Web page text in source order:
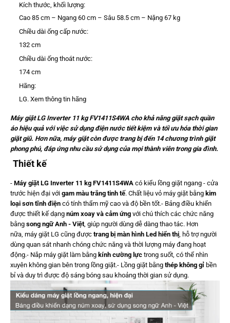
Kích thước, khối lượng:
Cao 85 cm – Ngang 60 cm – Sâu 58.5 cm – Nặng 67 kg
Chiều dài ống cấp nước:
132 cm
Chiều dài ống thoát nước:
174 cm
Hãng:
LG. Xem thông tin hãng
Máy giặt LG Inverter 11 kg FV1411S4WA cho khả năng giặt sạch quần
áo hiệu quả với việc sử dụng điện nước tiết kiệm và tối ưu hóa thời gian
giặt giũ. Hơn nữa, máy giặt còn được trang bị đến 14 chương trình giặt
phong phú, đáp ứng nhu cầu sử dụng của mọi thành viên trong gia đình.
Thiết kế
- Máy giặt LG Inverter 11 kg FV1411S4WA có kiểu lồng giặt ngang - cửa
trước hiện đại với gam màu trắng tinh tế. Chất liệu vỏ máy giặt bằng kim
loại sơn tĩnh điện có tính thẩm mỹ cao và độ bền tốt.- Bảng điều khiển
được thiết kế dạng núm xoay và cảm ứng với chú thích các chức năng
bằng song ngữ Anh - Việt, giúp người dùng dễ dàng thao tác. Hơn
nữa, máy giặt LG cũng được trang bị màn hình Led hiển thị, hỗ trợ người
dùng quan sát nhanh chóng chức năng và thời lượng máy đang hoạt
động.- Nắp máy giặt làm bằng kính cường lực trong suốt, có thể nhìn
xuyên không gian bên trong lồng giặt.- Lồng giặt bằng thép không gỉ bền
bỉ và duy trì được độ sáng bóng sau khoảng thời gian sử dụng.